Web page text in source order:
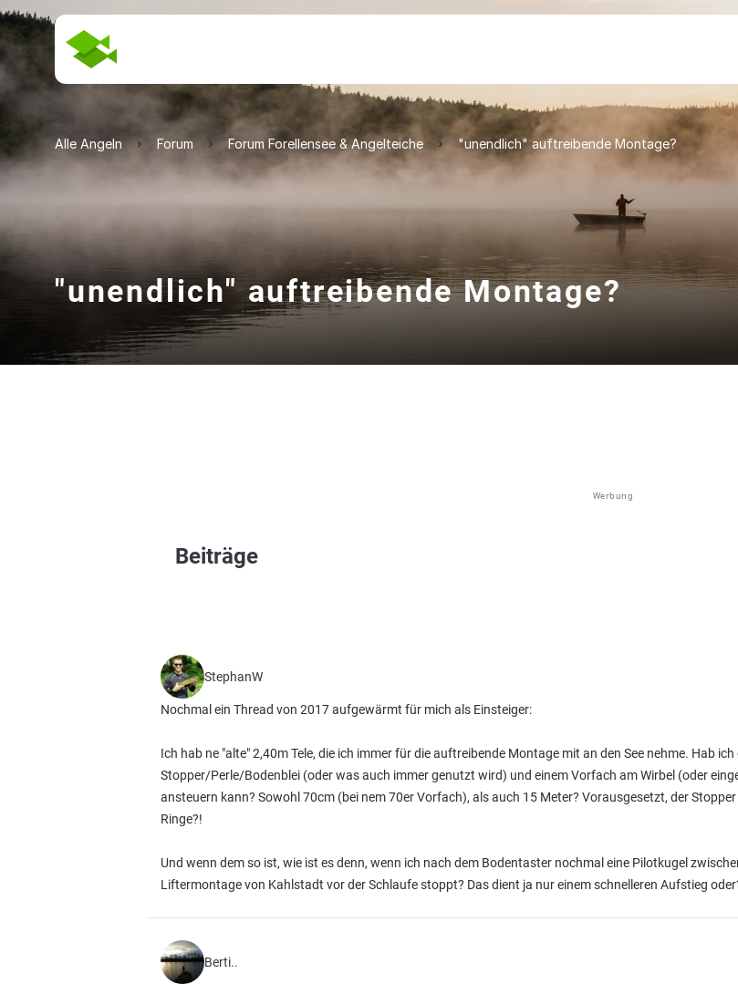
Alle Angeln Forum Forum Forellensee & Angelteiche "unendlich" auftreibende Montage?
"unendlich" auftreibende Montage?
Werbung
Beiträge
StephanW
Nochmal ein Thread von 2017 aufgewärmt für mich als Einsteiger:
Ich hab ne "alte" 2,40m Tele, die ich immer für die auftreibende Montage mit an den See nehme. Hab
Stopper/Perle/Bodenblei (oder was auch immer genutzt wird) und einem Vorfach am Wirbel (oder
ansteuern kann? Sowohl 70cm (bei nem 70er Vorfach), als auch 15 Meter? Vorausgesetzt, der
Ringe?!
Und wenn dem so ist, wie ist es denn, wenn ich nach dem Bodentaster nochmal eine Pilotkugel
Liftermontage von Kahlstadt vor der Schlaufe stoppt? Das dient ja nur einem schnelleren Aufstieg
Berti..